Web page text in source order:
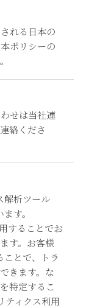
れる日本の
ポリシーの
せは当社連
絡くださ
解析ツール
す。
することでお
す。お客様
とで、トラ
きます。な
特定するこ
ティクス利用